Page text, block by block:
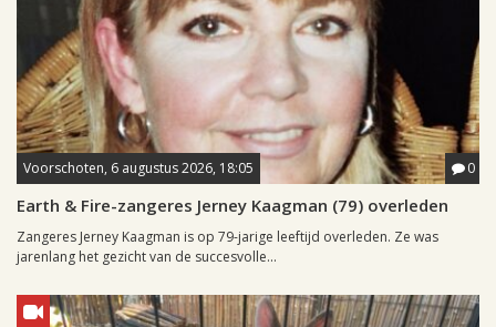
Voorschoten, 6 augustus 2026, 18:05 0
Earth & Fire-zangeres Jerney Kaagman (79) overleden
Zangeres Jerney Kaagman is op 79-jarige leeftijd overleden. Ze was
jarenlang het gezicht van de succesvolle...